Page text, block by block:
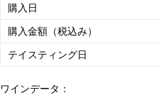
購入日
購入金額（税込み）
テイスティング日
ワインデータ：